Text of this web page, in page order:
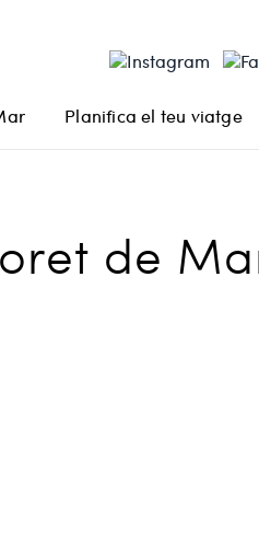
Planifica el teu viatge
de